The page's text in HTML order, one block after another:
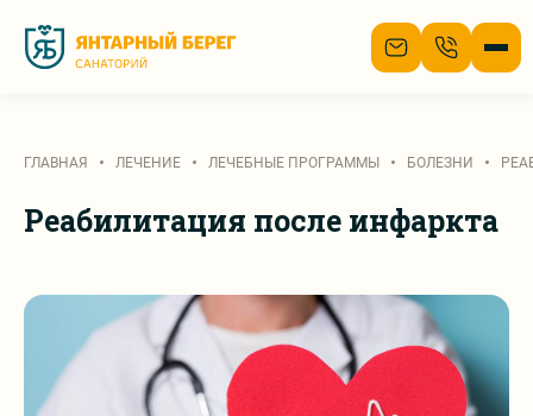
Лечение
Цены
Отдых
ГЛАВНАЯ ЛЕЧЕНИЕ ЛЕЧЕБНЫЕ ПРОГРАММЫ БОЛЕЗНИ
Реабилитация после инфаркта